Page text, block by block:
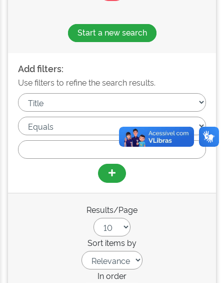
Start a new search
Add filters:
Use filters to refine the search results.
Results/Page
Sort items by
In order